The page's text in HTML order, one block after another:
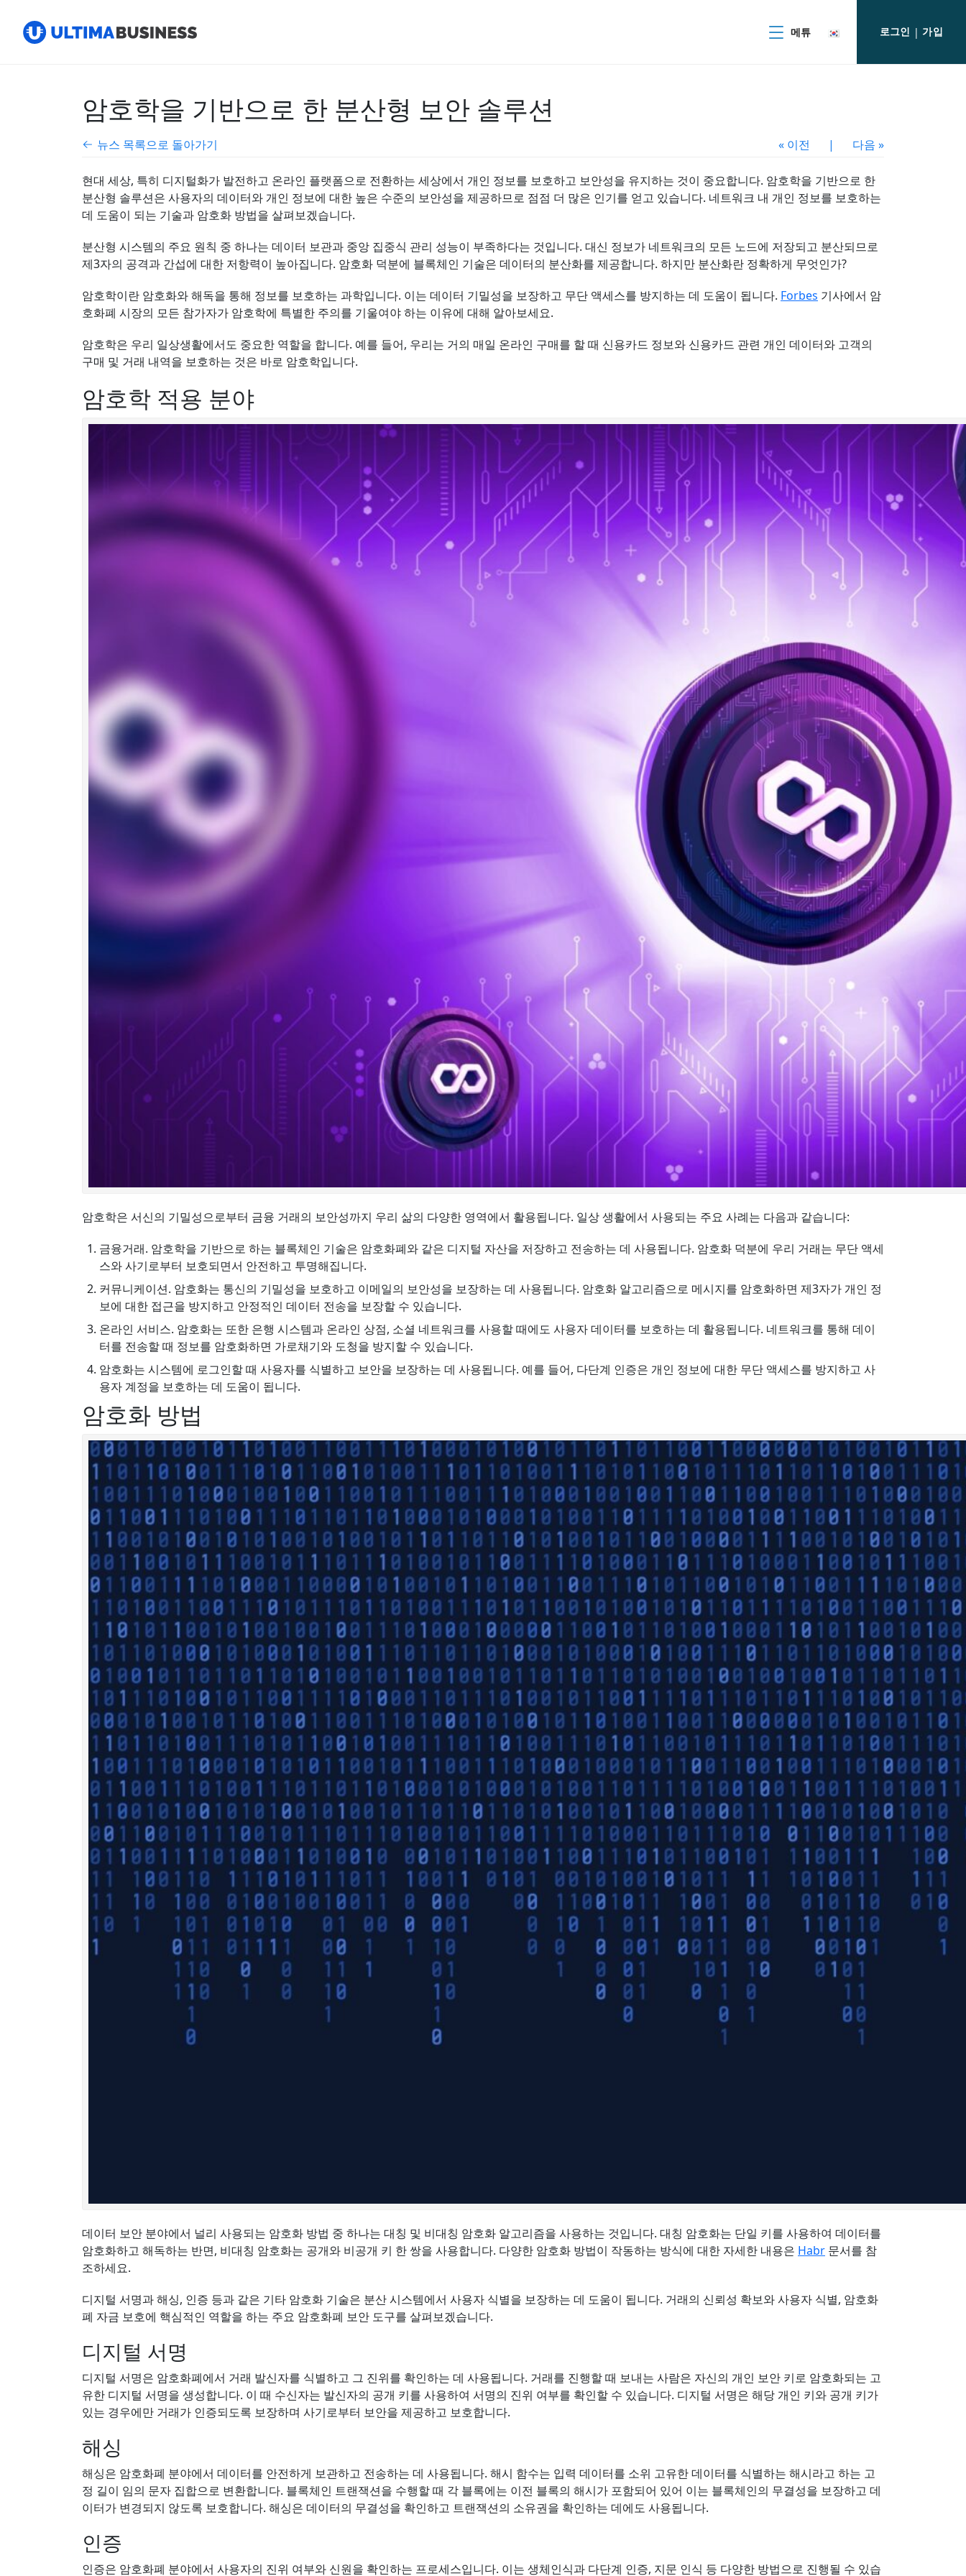
메튜 로그인 | 가입
암호학을 기반으로 한 분산형 보안 솔루션
뉴스 목록으로 돌아가기 « 이전 | 다음 »
현대 세상, 특히 디지털화가 발전하고 온라인 플랫폼으로 전환하는 세상에서 개인 정보를 보호하고 보안성을 유지하는 것이 중요합니다. 암호학을 기반으로 한
분산형 솔루션은 사용자의 데이터와 개인 정보에 대한 높은 수준의 보안성을 제공하므로 점점 더 많은 인기를 얻고 있습니다. 네트워크 내 개인 정보를 보호하는
데 도움이 되는 기술과 암호화 방법을 살펴보겠습니다.
분산형 시스템의 주요 원칙 중 하나는 데이터 보관과 중앙 집중식 관리 성능이 부족하다는 것입니다. 대신 정보가 네트워크의 모든 노드에 저장되고 분산되므로
제3자의 공격과 간섭에 대한 저항력이 높아집니다. 암호화 덕분에 블록체인 기술은 데이터의 분산화를 제공합니다. 하지만 분산화란 정확하게 무엇인가?
암호학이란 암호화와 해독을 통해 정보를 보호하는 과학입니다. 이는 데이터 기밀성을 보장하고 무단 액세스를 방지하는 데 도움이 됩니다. Forbes 기사에서 암
호화폐 시장의 모든 참가자가 암호학에 특별한 주의를 기울여야 하는 이유에 대해 알아보세요.
암호학은 우리 일상생활에서도 중요한 역할을 합니다. 예를 들어, 우리는 거의 매일 온라인 구매를 할 때 신용카드 정보와 신용카드 관련 개인 데이터와 고객의
구매 및 거래 내역을 보호하는 것은 바로 암호학입니다.
암호학 적용 분야
암호학은 서신의 기밀성으로부터 금융 거래의 보안성까지 우리 삶의 다양한 영역에서 활용됩니다. 일상 생활에서 사용되는 주요 사례는 다음과 같습니다:
금융거래. 암호학을 기반으로 하는 블록체인 기술은 암호화폐와 같은 디지털 자산을 저장하고 전송하는 데 사용됩니다. 암호화 덕분에 우리 거래는 무단 액세
스와 사기로부터 보호되면서 안전하고 투명해집니다.
커뮤니케이션. 암호화는 통신의 기밀성을 보호하고 이메일의 보안성을 보장하는 데 사용됩니다. 암호화 알고리즘으로 메시지를 암호화하면 제3자가 개인 정
보에 대한 접근을 방지하고 안정적인 데이터 전송을 보장할 수 있습니다.
온라인 서비스. 암호화는 또한 은행 시스템과 온라인 상점, 소셜 네트워크를 사용할 때에도 사용자 데이터를 보호하는 데 활용됩니다. 네트워크를 통해 데이
터를 전송할 때 정보를 암호화하면 가로채기와 도청을 방지할 수 있습니다.
암호화는 시스템에 로그인할 때 사용자를 식별하고 보안을 보장하는 데 사용됩니다. 예를 들어, 다단계 인증은 개인 정보에 대한 무단 액세스를 방지하고 사
용자 계정을 보호하는 데 도움이 됩니다.
암호화 방법
데이터 보안 분야에서 널리 사용되는 암호화 방법 중 하나는 대칭 및 비대칭 암호화 알고리즘을 사용하는 것입니다. 대칭 암호화는 단일 키를 사용하여 데이터를
암호화하고 해독하는 반면, 비대칭 암호화는 공개와 비공개 키 한 쌍을 사용합니다. 다양한 암호화 방법이 작동하는 방식에 대한 자세한 내용은 Habr 문서를 참
조하세요.
디지털 서명과 해싱, 인증 등과 같은 기타 암호화 기술은 분산 시스템에서 사용자 식별을 보장하는 데 도움이 됩니다. 거래의 신뢰성 확보와 사용자 식별, 암호화
폐 자금 보호에 핵심적인 역할을 하는 주요 암호화폐 보안 도구를 살펴보겠습니다.
디지털 서명
디지털 서명은 암호화폐에서 거래 발신자를 식별하고 그 진위를 확인하는 데 사용됩니다. 거래를 진행할 때 보내는 사람은 자신의 개인 보안 키로 암호화되는 고
유한 디지털 서명을 생성합니다. 이 때 수신자는 발신자의 공개 키를 사용하여 서명의 진위 여부를 확인할 수 있습니다. 디지털 서명은 해당 개인 키와 공개 키가
있는 경우에만 거래가 인증되도록 보장하며 사기로부터 보안을 제공하고 보호합니다.
해싱
해싱은 암호화폐 분야에서 데이터를 안전하게 보관하고 전송하는 데 사용됩니다. 해시 함수는 입력 데이터를 소위 고유한 데이터를 식별하는 해시라고 하는 고
정 길이 임의 문자 집합으로 변환합니다. 블록체인 트랜잭션을 수행할 때 각 블록에는 이전 블록의 해시가 포함되어 있어 이는 블록체인의 무결성을 보장하고 데
이터가 변경되지 않도록 보호합니다. 해싱은 데이터의 무결성을 확인하고 트랜잭션의 소유권을 확인하는 데에도 사용됩니다.
인증
인증은 암호화폐 분야에서 사용자의 진위 여부와 신원을 확인하는 프로세스입니다. 이는 생체인식과 다단계 인증, 지문 인식 등 다양한 방법으로 진행될 수 있습